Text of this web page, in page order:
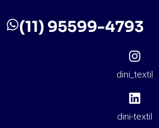
(11) 95599-4793
dini_textil
dini-textil